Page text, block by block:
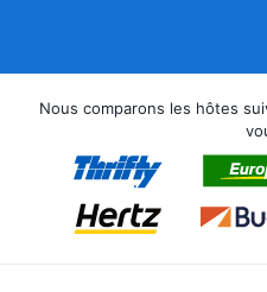
Nous comparons les hôtes